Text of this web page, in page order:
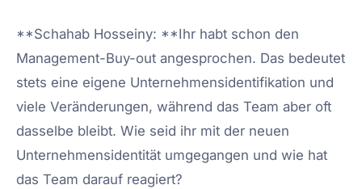
**Schahab Hosseiny: **Ihr habt schon den
Management-Buy-out angesprochen. Das bedeutet
stets eine eigene Unternehmensidentifikation und
viele Veränderungen, während das Team aber oft
dasselbe bleibt. Wie seid ihr mit der neuen
Unternehmensidentität umgegangen und wie hat
das Team darauf reagiert?